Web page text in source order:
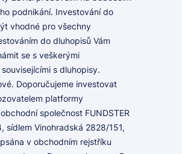
podnikání. Investování do
vhodné pro všechny
do dluhopisů Vám
se s veškerými
s dluhopisy.
Doporučujeme investovat
platformy
společnost FUNDSTER
sídlem Vinohradská 2828/151,
v obchodním rejstříku